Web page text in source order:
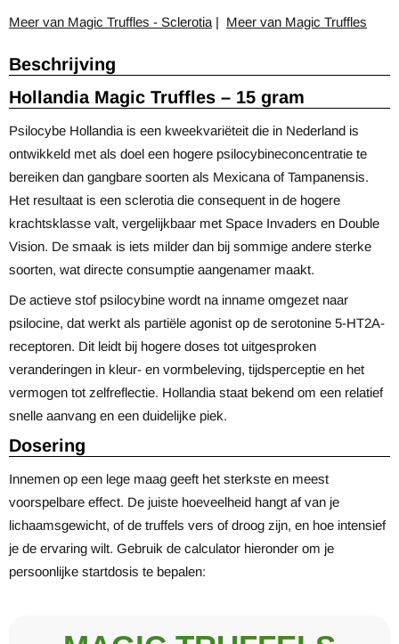
Meer van Magic Truffles - Sclerotia | Meer van Magic Truffles
Beschrijving
Hollandia Magic Truffles – 15 gram
Psilocybe Hollandia is een kweekvariëteit die in Nederland is
ontwikkeld met als doel een hogere psilocybineconcentratie te
bereiken dan gangbare soorten als Mexicana of Tampanensis.
Het resultaat is een sclerotia die consequent in de hogere
krachtsklasse valt, vergelijkbaar met Space Invaders en Double
Vision. De smaak is iets milder dan bij sommige andere sterke
soorten, wat directe consumptie aangenamer maakt.
De actieve stof psilocybine wordt na inname omgezet naar
psilocine, dat werkt als partiële agonist op de serotonine 5-HT2A-
receptoren. Dit leidt bij hogere doses tot uitgesproken
veranderingen in kleur- en vormbeleving, tijdsperceptie en het
vermogen tot zelfreflectie. Hollandia staat bekend om een relatief
snelle aanvang en een duidelijke piek.
Dosering
Innemen op een lege maag geeft het sterkste en meest
voorspelbare effect. De juiste hoeveelheid hangt af van je
lichaamsgewicht, of de truffels vers of droog zijn, en hoe intensief
je de ervaring wilt. Gebruik de calculator hieronder om je
persoonlijke startdosis te bepalen: